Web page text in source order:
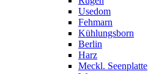
Usedom
Fehmarn
Kühlungsborn
Berlin
Harz
Meckl. Seenplatte